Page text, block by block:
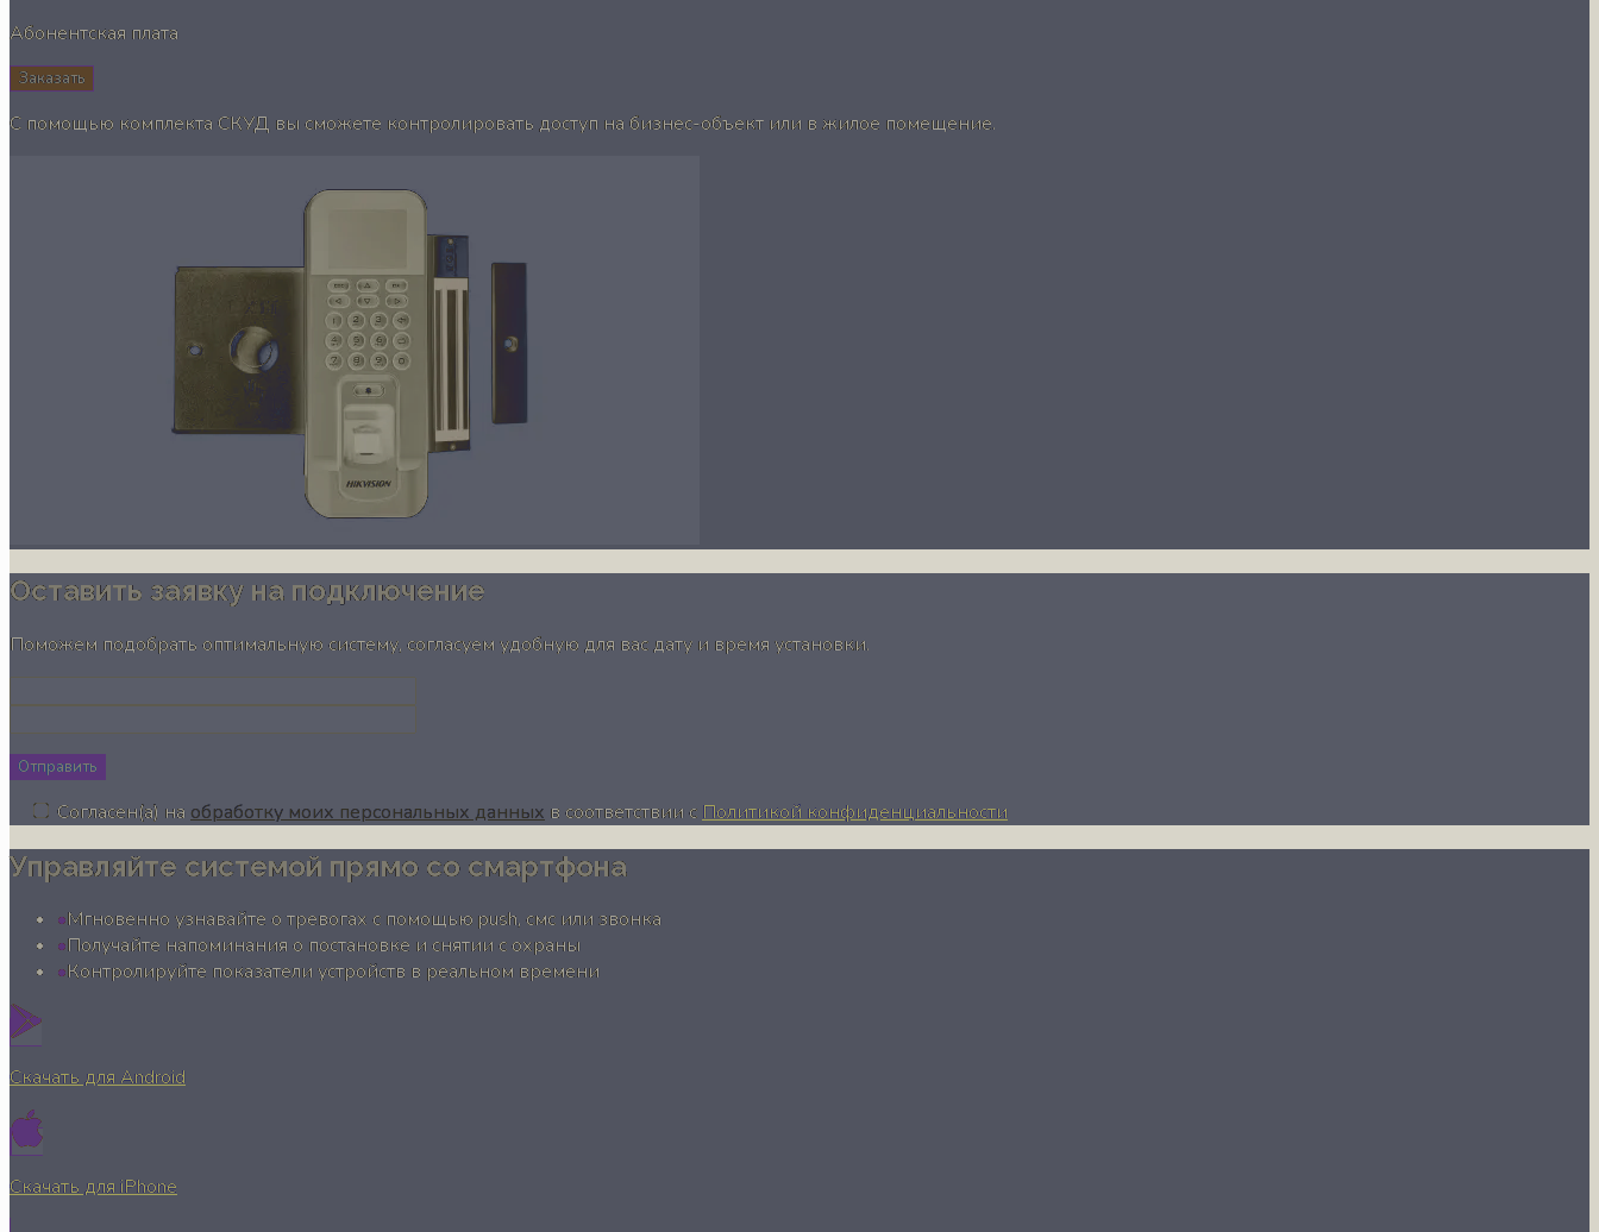
Абонентская плата
Заказать
С помощью комплекта СКУД вы сможете контролировать доступ на бизнес-объект или в жилое помещение.
Оставить заявку на подключение
Поможем подобрать оптимальную систему, согласуем удобную для вас дату и время установки.
Отправить
Согласен(а) на обработку моих персональных данных в соответствии с Политикой конфиденциальности
Управляйте системой прямо со смартфона
Мгновенно узнавайте о тревогах с помощью push, смс или звонка
Получайте напоминания о постановке и снятии с охраны
Контролируйте показатели устройств в реальном времени
Скачать для Android
Скачать для iPhone